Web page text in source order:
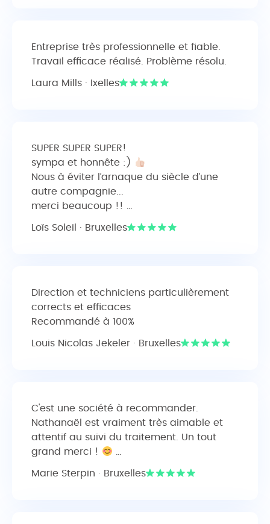
Entreprise très professionnelle et fiable.
Travail efficace réalisé. Problème résolu.
Laura Mills · Ixelles
SUPER SUPER SUPER!
sympa et honnête :)
Nous à éviter l’arnaque du siècle d’une
autre compagnie...
merci beaucoup !! …
Loïs Soleil · Bruxelles
Direction et techniciens particulièrement
corrects et efficaces
Recommandé à 100%
Louis Nicolas Jekeler · Bruxelles
C'est une société à recommander.
Nathanaël est vraiment très aimable et
attentif au suivi du traitement. Un tout
grand merci !
Marie Sterpin · Bruxelles